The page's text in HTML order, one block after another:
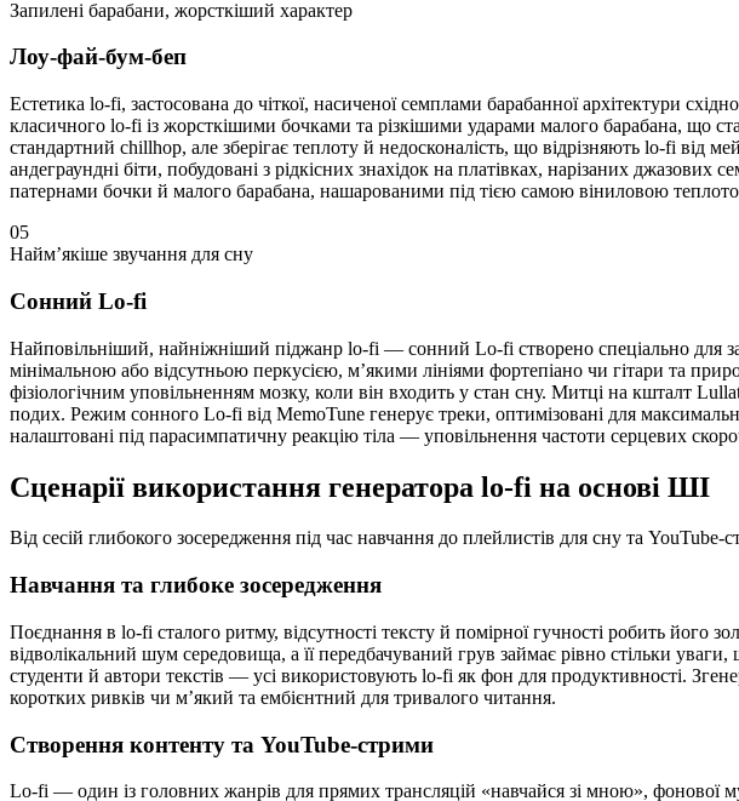
Запилені барабани, жорсткіший характер
Лоу-фай-бум-беп
Естетика lo-fi, застосована до чіткої, насиченої семплами барабанної архітектури
класичного lo-fi із жорсткішими бочками та різкішими ударами малого барабана, що
стандартний chillhop, але зберігає теплоту й недосконалість, що відрізняють lo-fi
андеграундні біти, побудовані з рідкісних знахідок на платівках, нарізаних
патернами бочки й малого барабана, нашарованими під тією самою віниловою
05
Наймʼякіше звучання для сну
Сонний Lo-fi
Найповільніший, найніжніший піджанр lo-fi — сонний Lo-fi створено спеціально для
мінімальною або відсутньою перкусією, мʼякими лініями фортепіано чи гітари та
фізіологічним уповільненням мозку, коли він входить у стан сну. Митці на кшталт
подих. Режим сонного Lo-fi від MemoTune генерує треки, оптимізовані для
налаштовані під парасимпатичну реакцію тіла — уповільнення частоти серцевих
Сценарії використання генератора lo-fi на основі ШІ
Від сесій глибокого зосередження під час навчання до плейлистів для сну та
Навчання та глибоке зосередження
Поєднання в lo-fi сталого ритму, відсутності тексту й помірної гучності робить
відволікальний шум середовища, а її передбачуваний грув займає рівно стільки
студенти й автори текстів — усі використовують lo-fi як фон для продуктивності.
коротких ривків чи мʼякий та ембієнтний для тривалого читання.
Створення контенту та YouTube-стрими
Lo-fi — один із головних жанрів для прямих трансляцій «навчайся зі мною»,